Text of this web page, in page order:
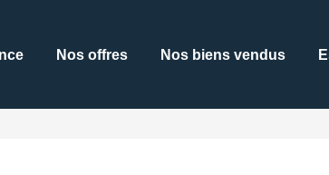
Nos offres Nos biens vendus